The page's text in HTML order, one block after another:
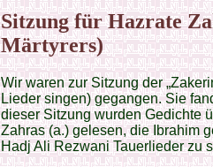
Sitzung für Hazrate
Märtyrers)
Wir waren zur Sitzung der
Lieder singen) gegangen. Sie
dieser Sitzung wurden Gedichte
Zahras (a.) gelesen, die Ibrahim
Hadj Ali Rezwani Tauerlieder zu